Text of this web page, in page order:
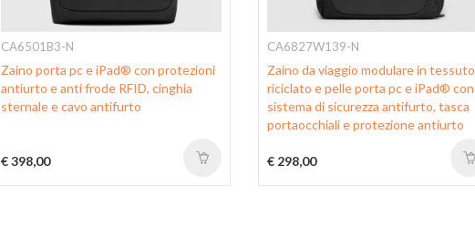
CA6501B3-N
Zaino porta pc e iPad® con protezioni
antiurto e anti frode RFID, cinghia
sternale e cavo antifurto
€ 398,00
CA6827W139-N
Zaino da viaggio modulare in tessuto
riciclato e pelle porta pc e iPad® con
sistema di sicurezza antifurto, tasca
portaocchiali e protezione antiurto
€ 298,00